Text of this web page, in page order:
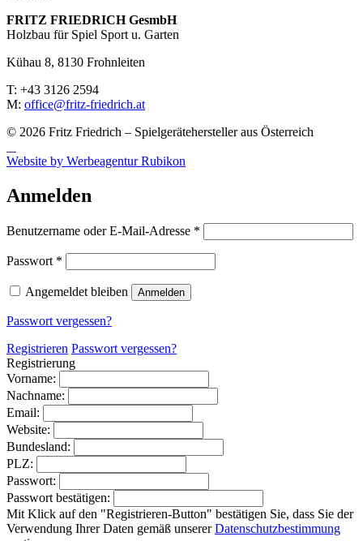
FRITZ FRIED­RICH GesmbH
Holzbau für Spiel Sport u. Garten
Kühau 8, 8130 Frohn­leiten
T: +43 3126 2594
M: office@fritz-fried­rich.at
© 2026 Fritz Friedrich – Spielgerätehersteller aus Österreich
Website by Werbeagentur Rubikon
Anmelden
Benutzername oder E-Mail-Adresse *
Passwort *
Angemeldet bleiben Anmelden
Passwort vergessen?
Registrieren Passwort vergessen?
Registrierung
Vorname:
Nachname:
Email:
Website:
Bundesland:
PLZ:
Passwort:
Passwort bestätigen:
Mit Klick auf den "Registrieren-Button" bestätigen Sie, dass Sie der
Verwendung Ihrer Daten gemäß unsererDatenschutzbestimmung